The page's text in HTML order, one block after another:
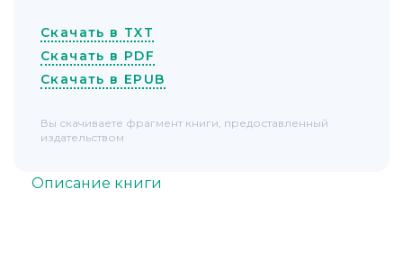
Описание книги
Скачать в TXT
Скачать в PDF
Скачать в EPUB
Вы скачиваете фрагмент книги, предоставленный
издательством